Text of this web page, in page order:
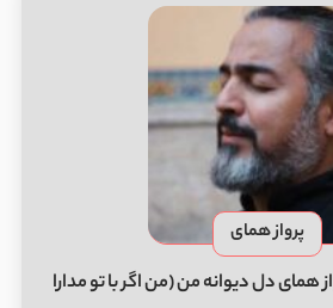
پرواز همای
همای دل دیوانه من (من اگر با تو مدارا